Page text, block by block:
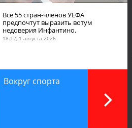
Все 55 стран-членов УЕФА
предпочтут выразить вотум
недоверия Инфантино.
18:12, 1 августа 2026
Вокруг спорта